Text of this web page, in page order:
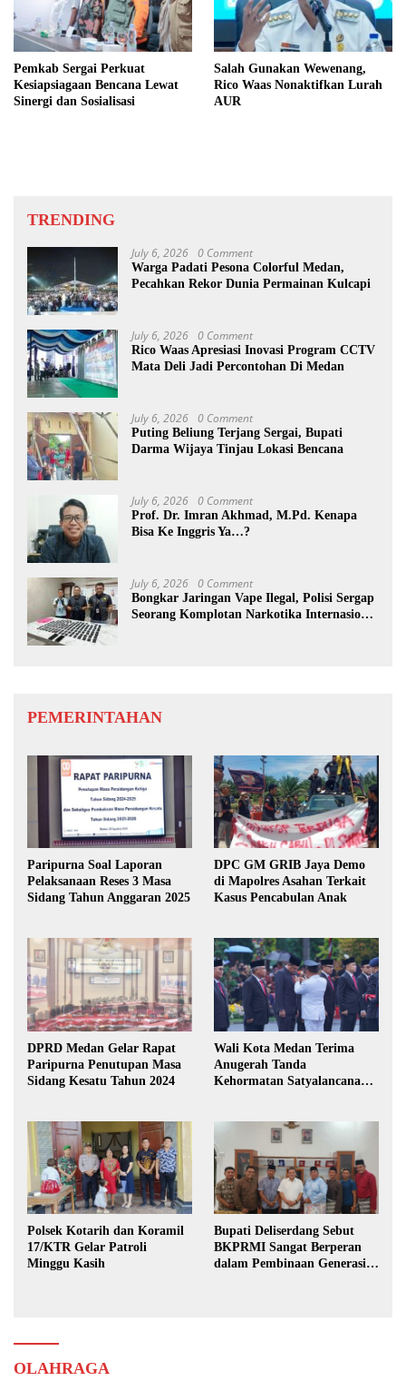
Pemkab Sergai Perkuat
Kesiapsiagaan Bencana Lewat
Sinergi dan Sosialisasi
Salah Gunakan Wewenang,
Rico Waas Nonaktifkan Lurah
AUR
TRENDING
July 6, 2026 0 Comment
Warga Padati Pesona Colorful Medan,
Pecahkan Rekor Dunia Permainan Kulcapi
July 6, 2026 0 Comment
Rico Waas Apresiasi Inovasi Program CCTV
Mata Deli Jadi Percontohan Di Medan
July 6, 2026 0 Comment
Puting Beliung Terjang Sergai, Bupati
Darma Wijaya Tinjau Lokasi Bencana
July 6, 2026 0 Comment
Prof. Dr. Imran Akhmad, M.Pd. Kenapa
Bisa Ke Inggris Ya…?
July 6, 2026 0 Comment
Bongkar Jaringan Vape Ilegal, Polisi Sergap
Seorang Komplotan Narkotika Internasional
PEMERINTAHAN
Paripurna Soal Laporan
Pelaksanaan Reses 3 Masa
Sidang Tahun Anggaran 2025
DPC GM GRIB Jaya Demo
di Mapolres Asahan Terkait
Kasus Pencabulan Anak
DPRD Medan Gelar Rapat
Paripurna Penutupan Masa
Sidang Kesatu Tahun 2024
Wali Kota Medan Terima
Anugerah Tanda
Kehormatan Satyalancana
Polsek Kotarih dan Koramil
17/KTR Gelar Patroli
Minggu Kasih
Bupati Deliserdang Sebut
BKPRMI Sangat Berperan
dalam Pembinaan Generasi
OLAHRAGA